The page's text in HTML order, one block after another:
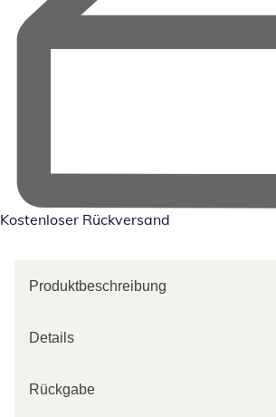
Kostenloser Rückversand
Produktbeschreibung
Details
Rückgabe